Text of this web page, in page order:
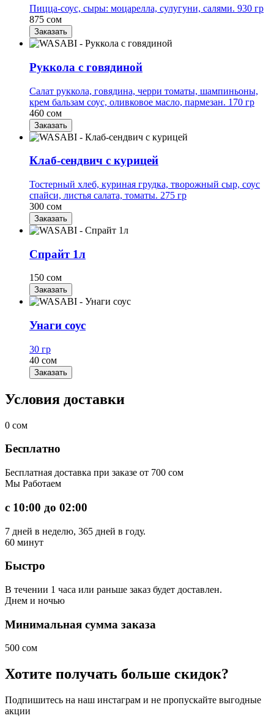
Пицца-соус, сыры: моцарелла, сулугуни, салями. 930 гр
875 сом
Заказать
Руккола с говядиной
Салат руккола, говядина, черри томаты, шампиньоны,
крем бальзам соус, оливковое масло, пармезан. 170 гр
460 сом
Заказать
Клаб-сендвич с курицей
Тостерный хлеб, куриная грудка, творожный сыр, соус
спайси, листья салата, томаты. 275 гр
300 сом
Заказать
Спрайт 1л
150 сом
Заказать
Унаги соус
30 гр
40 сом
Заказать
Условия доставки
0 сом
Бесплатно
Бесплатная доставка при заказе от 700 сом
Мы Работаем
с 10:00 до 02:00
7 дней в неделю, 365 дней в году.
60 минут
Быстро
В течении 1 часа или раньше заказ будет доставлен.
Днем и ночью
Минимальная сумма заказа
500 сом
Хотите получать больше скидок?
Подпишитесь на наш инстаграм и не пропускайте выгодные
акции